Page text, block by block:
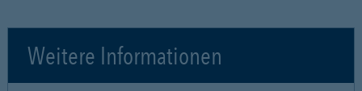
Weitere Informationen